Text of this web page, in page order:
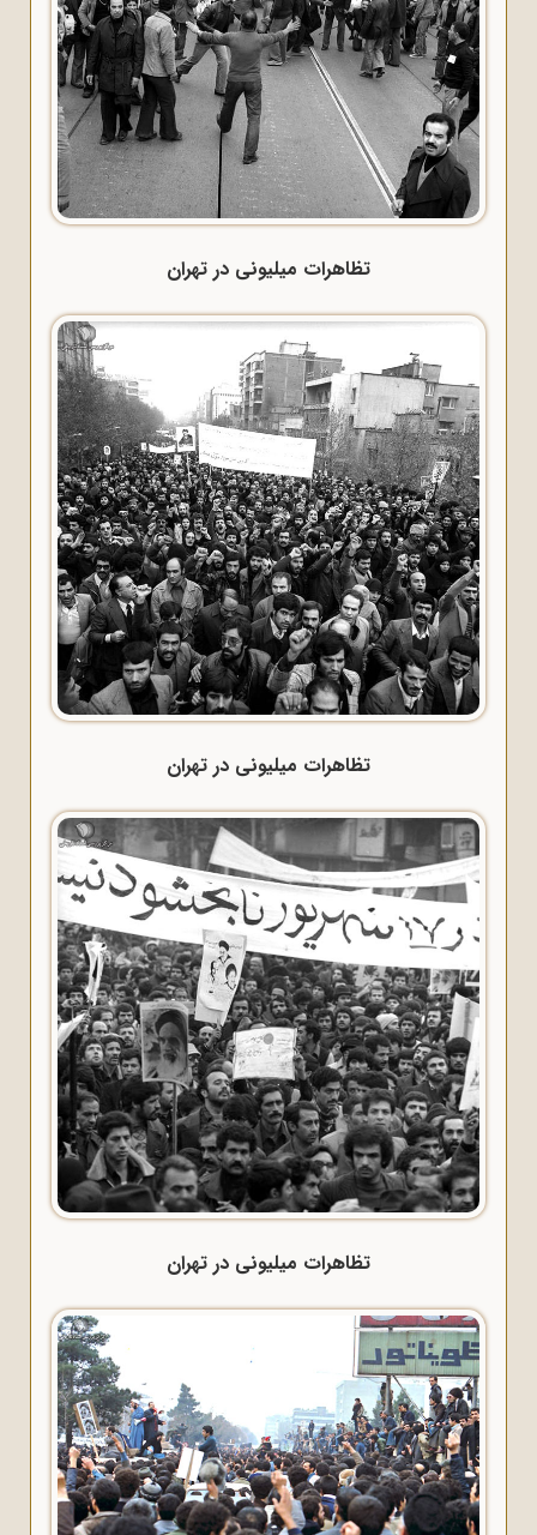
تظاهرات میلیونی در تهران
تظاهرات میلیونی در تهران
تظاهرات میلیونی در تهران